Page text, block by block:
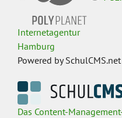
Internetagentur
Hamburg
Powered by SchulCMS.net
Das Content-